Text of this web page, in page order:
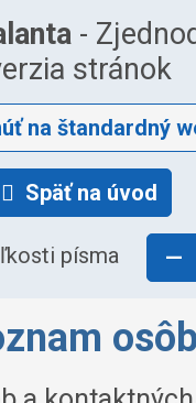
-
stránok
na štandardný
Späť na úvod
písma —
osôb